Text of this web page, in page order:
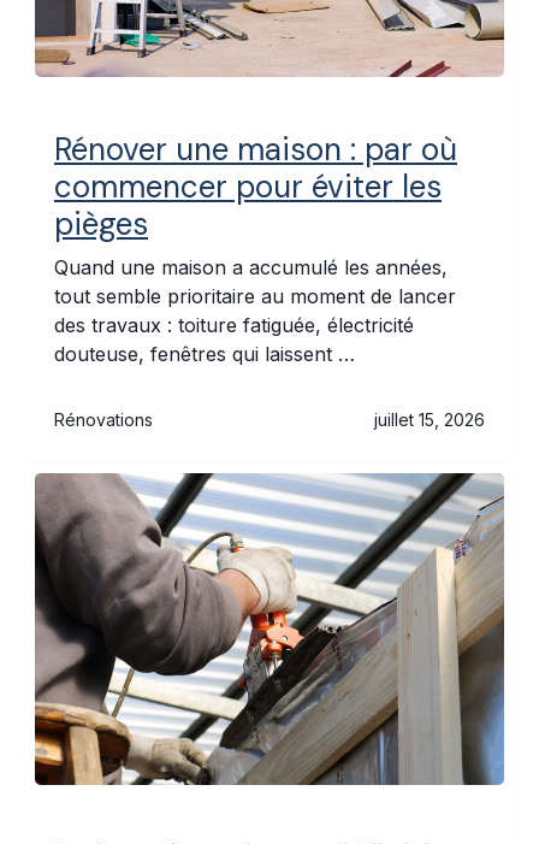
Rénover une maison : par où
commencer pour éviter les
pièges
Quand une maison a accumulé les années,
tout semble prioritaire au moment de lancer
des travaux : toiture fatiguée, électricité
douteuse, fenêtres qui laissent …
Rénovations juillet 15, 2026